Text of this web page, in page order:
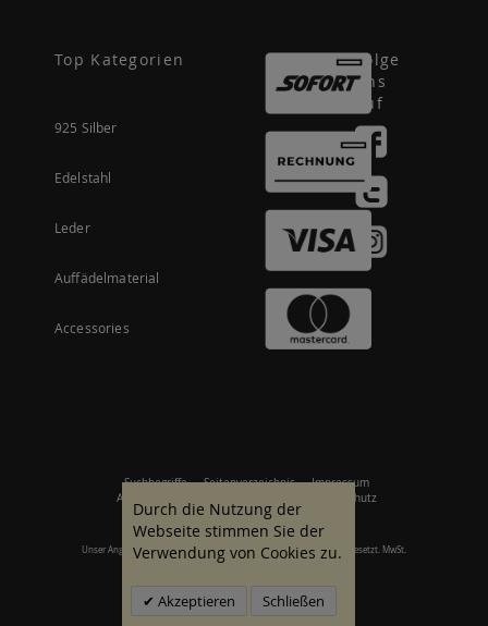
Top Kategorien
925 Silber
Edelstahl
Leder
Auffädelmaterial
Accessories
Folge
uns
auf
Suchbegriffe Seitenverzeichnis
Impressum
Allgemeine Geschäftsbedingungen
Datenschutz
Unser Angebot richtet sich an gewerbliche Kunden. Alle Preise zzgl. gesetzt. MwSt.
Durch die Nutzung der
Webseite stimmen Sie der
Verwendung von Cookies zu.
Akzeptieren Schließen